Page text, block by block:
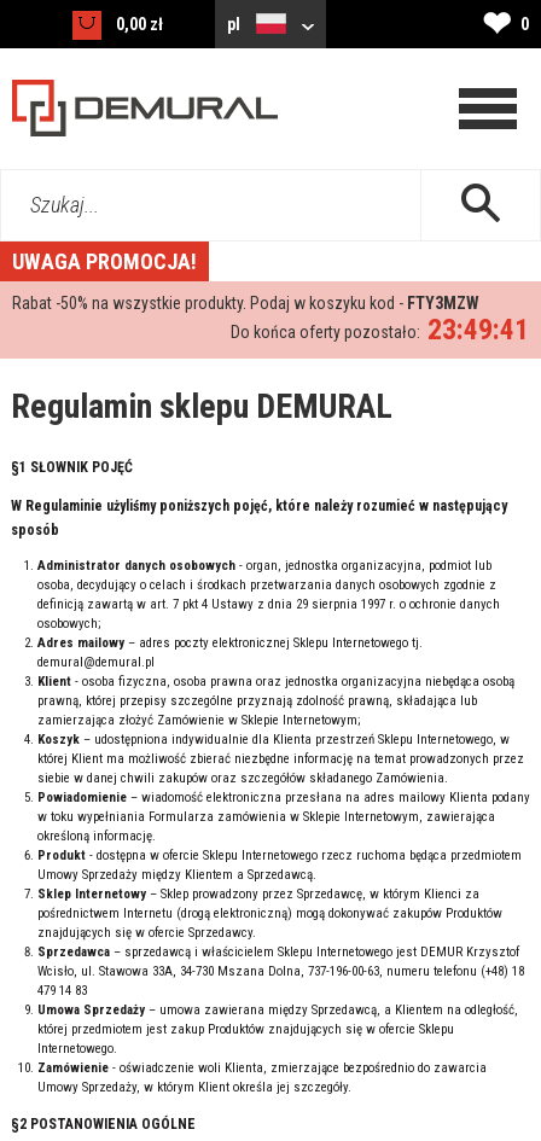
0,00 zł pl ❤ 0
Szukaj...
UWAGA PROMOCJA!
Rabat -50% na wszystkie produkty. Podaj w koszyku kod - FTY3MZW
23:49:40
Do końca oferty pozostało:
Regulamin sklepu DEMURAL
§1 SŁOWNIK POJĘĆ
W Regulaminie użyliśmy poniższych pojęć, które należy rozumieć w następujący
sposób
Administrator danych osobowych- organ, jednostka organizacyjna, podmiot lub
osoba, decydujący o celach i środkach przetwarzania danych osobowych zgodnie z
definicją zawartą w art. 7 pkt 4 Ustawy z dnia 29 sierpnia 1997 r. o ochronie danych
osobowych;
Adres mailowy– adres poczty elektronicznej Sklepu Internetowego tj.
demural@demural.pl
Klient- osoba fizyczna, osoba prawna oraz jednostka organizacyjna niebędąca osobą
prawną, której przepisy szczególne przyznają zdolność prawną, składająca lub
zamierzająca złożyć Zamówienie w Sklepie Internetowym;
Koszyk– udostępniona indywidualnie dla Klienta przestrzeń Sklepu Internetowego, w
której Klient ma możliwość zbierać niezbędne informację na temat prowadzonych przez
siebie w danej chwili zakupów oraz szczegółów składanego Zamówienia.
Powiadomienie– wiadomość elektroniczna przesłana na adres mailowy Klienta podany
w toku wypełniania Formularza zamówienia w Sklepie Internetowym, zawierająca
określoną informację.
Produkt- dostępna w ofercie Sklepu Internetowego rzecz ruchoma będąca przedmiotem
Umowy Sprzedaży między Klientem a Sprzedawcą.
Sklep Internetowy– Sklep prowadzony przez Sprzedawcę, w którym Klienci za
pośrednictwem Internetu (drogą elektroniczną) mogą dokonywać zakupów Produktów
znajdujących się w ofercie Sprzedawcy.
Sprzedawca– sprzedawcą i właścicielem Sklepu Internetowego jest DEMUR Krzysztof
Wcisło, ul. Stawowa 33A, 34-730 Mszana Dolna, 737-196-00-63, numeru telefonu (+48) 18
479 14 83
Umowa Sprzedaży– umowa zawierana między Sprzedawcą, a Klientem na odległość,
której przedmiotem jest zakup Produktów znajdujących się w ofercie Sklepu
Internetowego.
Zamówienie- oświadczenie woli Klienta, zmierzające bezpośrednio do zawarcia
Umowy Sprzedaży, w którym Klient określa jej szczegóły.
§2 POSTANOWIENIA OGÓLNE